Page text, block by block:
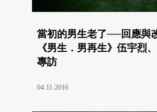
當初的男生老了──回應與
《男生．男再生》伍宇烈
專訪
04.11.2016